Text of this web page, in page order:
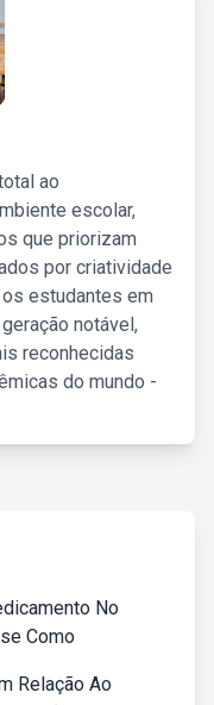
ao
escolar,
que priorizam
por criatividade
estudantes em
notável,
reconhecidas
do mundo -
No
Como
Relação Ao